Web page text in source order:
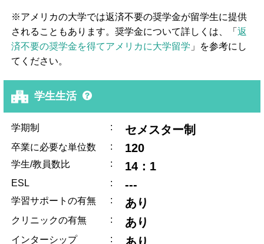
※アメリカの大学では返済不要の奨学金が留学生に提供
されることもあります。奨学金について詳しくは、「返
済不要の奨学金を得てアメリカに大学留学 」を参考にし
てください。
学生生活
学期制 : セメスター制
卒業に必要な単位数 : 120
学生/教員数比 : 14：1
ESL : ---
学習サポートの有無 : あり
クリニックの有無 : あり
インターシップ :